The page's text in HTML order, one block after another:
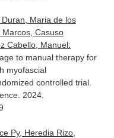
Maria de los
Casuso
Cabello, Manuel:
to manual therapy for
myofascial
controlled trial.
. 2024.
Py, Heredia Rizo,